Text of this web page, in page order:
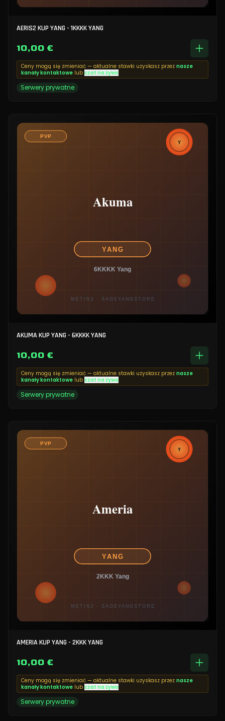
AERIS2 KUP YANG - 1KKKK YANG
10,00 €
Ceny mogą się zmieniać — aktualne stawki uzyskasz przez nasze
kanały kontaktowe lub czat na żywo
Serwery prywatne
AKUMA KUP YANG - 6KKKK YANG
10,00 €
Ceny mogą się zmieniać — aktualne stawki uzyskasz przez nasze
kanały kontaktowe lub czat na żywo
Serwery prywatne
AMERIA KUP YANG - 2KKK YANG
10,00 €
Ceny mogą się zmieniać — aktualne stawki uzyskasz przez nasze
kanały kontaktowe lub czat na żywo
Serwery prywatne